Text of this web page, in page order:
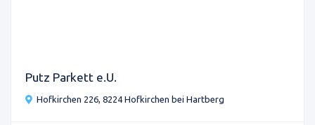
Putz Parkett e.U.
Hofkirchen 226, 8224 Hofkirchen bei Hartberg